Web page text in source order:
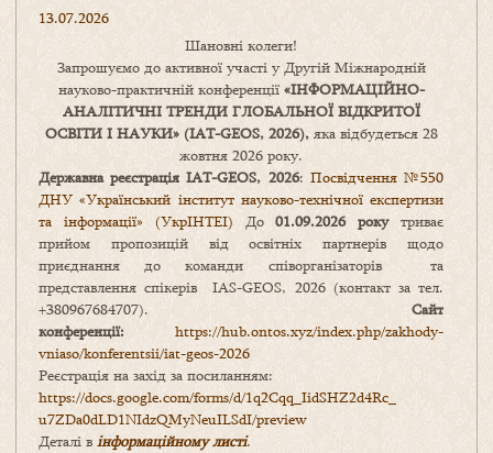
13.07.2026
Шановні колеги!
Запрошуємо до активної участі у Другій Міжнародній
науково-практичній конференції «ІНФОРМАЦІЙНО-
АНАЛІТИЧНІ ТРЕНДИ ГЛОБАЛЬНОЇ ВІДКРИТОЇ
ОСВІТИ І НАУКИ» (IAT-GEOS, 2026),яка відбудеться 28
жовтня 2026 року.
Державна реєстрація IAT-GEOS, 2026: Посвідчення №550
ДНУ «Український інститут науково-технічної експертизи
та інформації» (УкрІНТЕІ) До01.09.2026 рокутриває
прийом пропозицій від освітніх партнерів щодо
приєднання до команди співорганізаторів та
представлення спікерів IAS-GEOS, 2026 (контакт за тел.
+380967684707). Сайт
конференції: https://hub.ontos.xyz/index.php/zakhody-
vniaso/konferentsii/iat-geos-2026
Реєстрація на захід за посиланням:
https://docs.google.com/forms/d/1q2Cqq_IidSHZ2d4Rc_
u7ZDa0dLD1NIdzQMyNeuILSdI/preview
Деталі в інформаційному листі.